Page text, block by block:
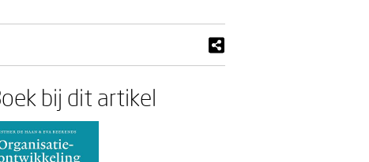
bij dit artikel